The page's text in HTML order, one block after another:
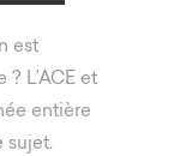
est
L’ACE et
entière
sujet.